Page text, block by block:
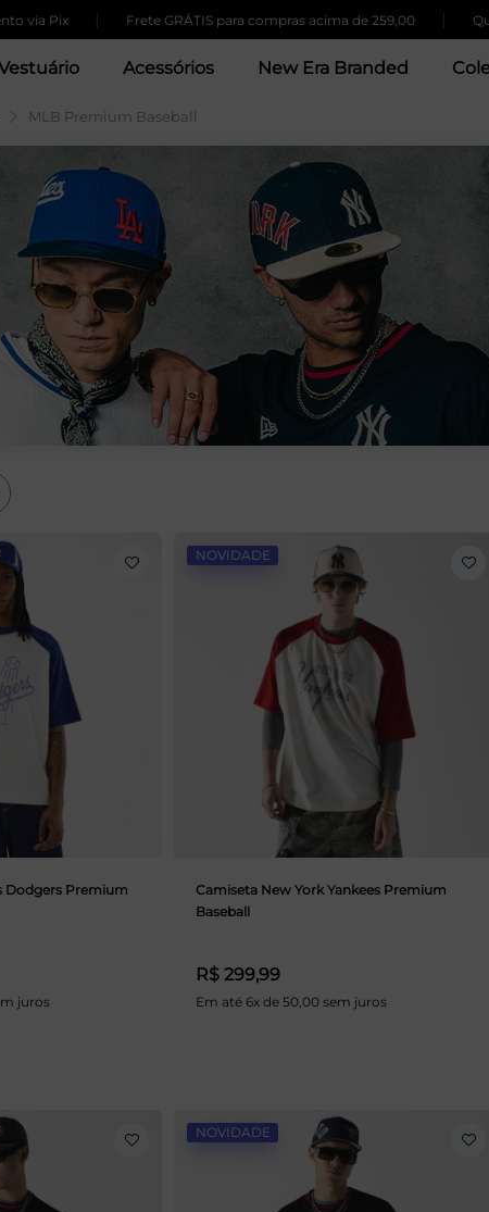
| Frete GRÁTIS para compras acima de 259,00 | Quer 10%
Acessórios New Era Branded
MLB Premium Baseball
Dodgers Premium
juros
NOVIDADE
Camiseta New York Yankees Premium
Baseball
R$ 299,99
Em até 6x de 50,00 sem juros
NOVIDADE